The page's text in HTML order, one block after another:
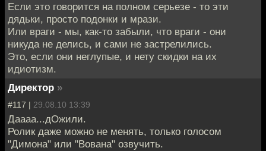
Если это говорится на полном серьезе - то эти
дядьки, просто подонки и мрази.
Или враги - мы, как-то забыли, что враги - они
никуда не делись, и сами не застрелились.
Это, если они неглупые, и нету скидки на их
идиотизм.
Директор »
#117 | 29.08.10 13:39
Даааа...дОжили.
Ролик даже можно не менять, только голосом
"Димона" или "Вована" озвучить.